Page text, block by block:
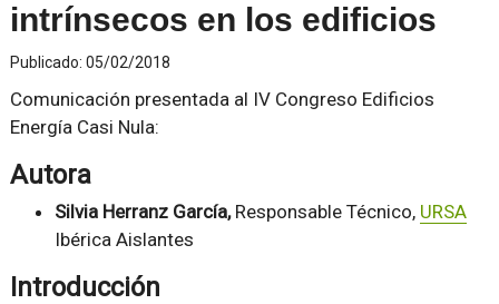
intrínsecos en los edificios
Publicado: 05/02/2018
Comunicación presentada al IV Congreso Edificios
Energía Casi Nula:
Autora
Silvia Herranz García,Responsable Técnico, URSA
Ibérica Aislantes
Introducción